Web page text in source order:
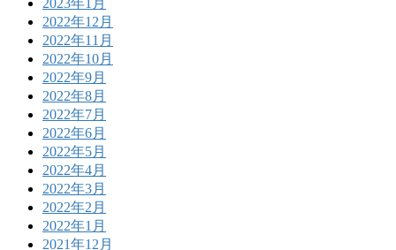
2023年1月
2022年12月
2022年11月
2022年10月
2022年9月
2022年8月
2022年7月
2022年6月
2022年5月
2022年4月
2022年3月
2022年2月
2022年1月
2021年12月